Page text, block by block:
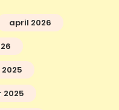
april 2026
2025